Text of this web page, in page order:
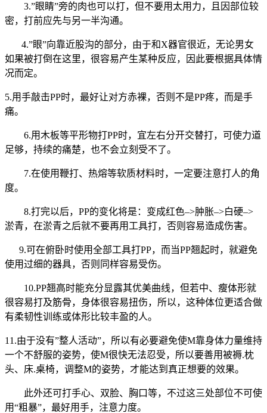
3.”眼睛”旁的肉也可以打，但不要用太用力，且因部位较
密，打前应先与另一半沟通。
4.”眼”向靠近股沟的部分，由于和X器官很近，无论男女
如果被打倒在这里，很容易产生某种反应，因此要根据具体情
况而定。
5.用手敲击PP时，最好让对方赤裸，否则不是PP疼，而是手
痛。
6.用木板等平形物打PP时，宜左右分开交替打，可使力道
足够，持续的痛楚，也不会立刻受不了。
7.在使用鞭打、热熔等软质材料时，一定要注意打人的角
度。
8.打完以后，PP的变化将是：变成红色–>肿胀–>白硬–>
淤青，在淤青之后就不要再用工具打，否则容易造成伤害。
9.可在俯卧时使用全部工具打PP，而当PP翘起时，就避免
使用过细的器具，否则同样容易受伤。
10.PP翘高时能充分显露其优美曲线，但若中、瘦体形就
很容易打及筋骨，身体很容易扭伤，所以，这种体位更适合做
有柔韧性训练或体形比较丰盈的人。
11.由于没有”整人活动”，所以有必要避免使M靠身体力量维持
一个不舒服的姿势，使M很快无法忍受，所以要善用被褥.枕
头、床.桌椅，调整M的姿势，才能达到真正想要的效果。
此外还可打手心、双脸、胸口等，不过这三处部位不可使
用“粗暴”，最好用手，注意力度。